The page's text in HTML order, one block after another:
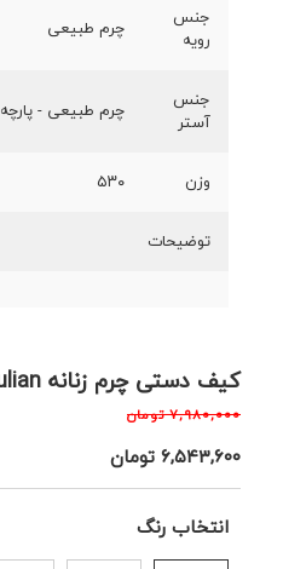
کیف دستی چرم زنانه Julian چرم آگوست 310043
۷,۹۸۰,۰۰۰ تومان
۶,۵۴۳,۶۰۰تومان
انتخاب رنگ
جنس
رویه
چرم طبیعی
جنس
آستر
چرم طبیعی - پارچه
وزن ۵۳۰
توضیحات